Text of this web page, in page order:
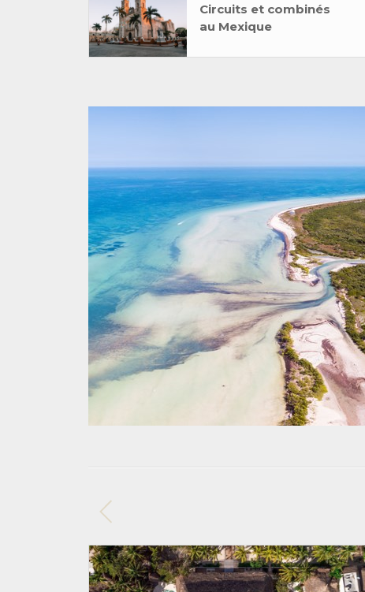
Circuits et combinés
au Mexique